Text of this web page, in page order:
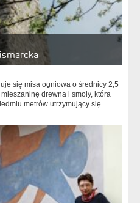
się misa ogniowa o średnicy 2,5
drewna i smoły, która
metrów utrzymujący się